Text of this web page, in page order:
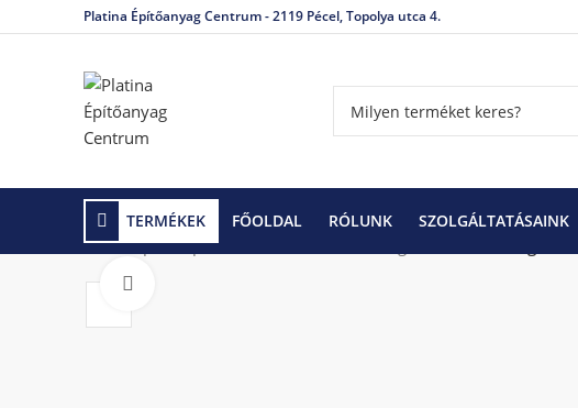
Platina Építőanyag Centrum - 2119 Pécel, Topolya utca 4.
TERMÉKEK FŐOLDAL RÓLUNK SZOLGÁLTATÁSAINK
Kezdőlap Gipszkarton rendszerek